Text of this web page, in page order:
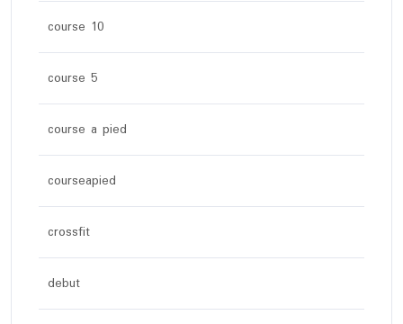
course 10
course 5
course a pied
courseapied
crossfit
debut